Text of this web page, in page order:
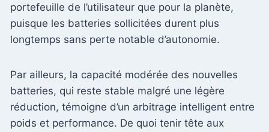
portefeuille de l’utilisateur que pour la planète,
puisque les batteries sollicitées durent plus
longtemps sans perte notable d’autonomie.
Par ailleurs, la capacité modérée des nouvelles
batteries, qui reste stable malgré une légère
réduction, témoigne d’un arbitrage intelligent entre
poids et performance. De quoi tenir tête aux